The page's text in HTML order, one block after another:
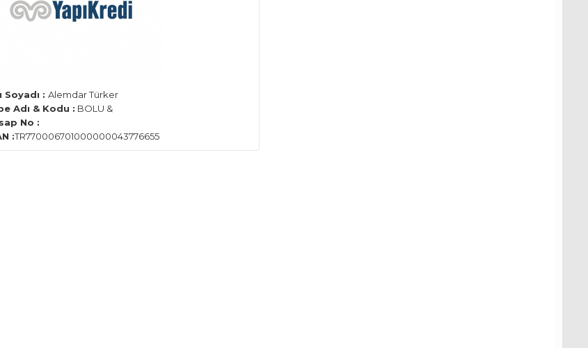
Soyadı : Alemdar Türker
Adı & Kodu : BOLU &
No :
:TR770006701000000043776655